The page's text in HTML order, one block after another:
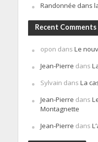
Randonnée dans
Recent Comments
opon dans Le
Jean-Pierre dans
Sylvain dans La
Jean-Pierre dans
Montagnette
Jean-Pierre dans